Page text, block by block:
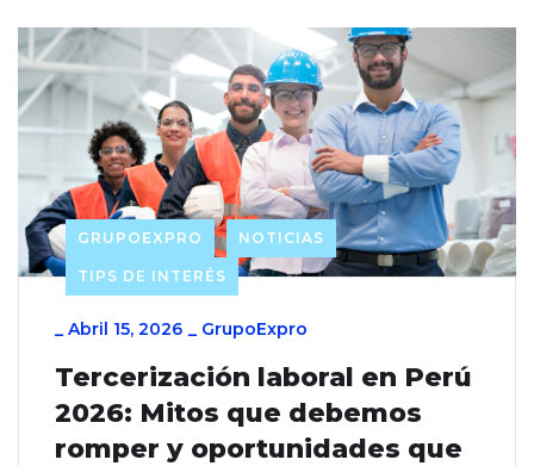
GRUPOEXPRO NOTICIAS
TIPS DE INTERÉS
_ Abril 15, 2026 _ GrupoExpro
Tercerización laboral en Perú
2026: Mitos que debemos
romper y oportunidades que